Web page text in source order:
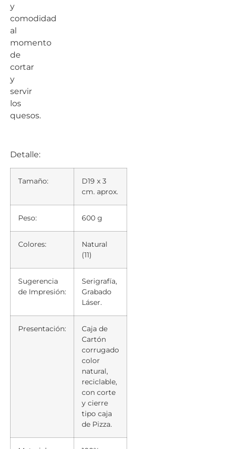
y
comodidad
al
momento
de
cortar
y
servir
los
quesos.
Detalle:
Tamaño:
D19 x 3
cm. aprox.
Peso: 600 g
Colores:
Natural
(11)
Sugerencia
de Impresión:
Serigrafía,
Grabado
Láser.
Presentación:
Caja de
Cartón
corrugado
color
natural,
reciclable,
con corte
y cierre
tipo caja
de Pizza.